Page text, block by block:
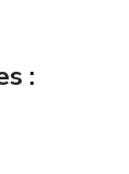
: